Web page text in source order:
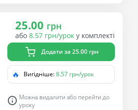
25.00 грн
або 8.57 грн/урок у комплекті
Додати за 25.00 грн
🔥 Вигідніше:8.57 грн/урок
Можна видалити або перейти до
уроку